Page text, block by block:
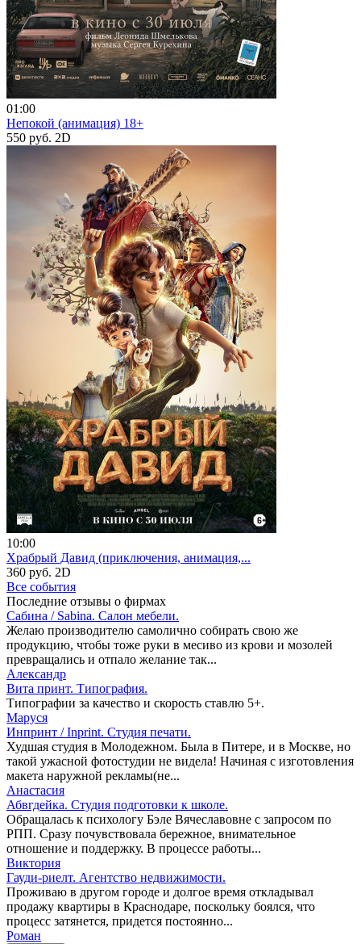
01:00
Непокой (анимация) 18+
550 руб. 2D
10:00
Храбрый Давид (приключения, анимация,...
360 руб. 2D
Все события
Последние отзывы о фирмах
Сабина / Sabina. Салон мебели.
Желаю производителю самолично собирать свою же
продукцию, чтобы тоже руки в месиво из крови и мозолей
превращались и отпало желание так...
Александр
Вита принт. Типография.
Типографии за качество и скорость ставлю 5+.
Маруся
Инпринт / Inprint. Студия печати.
Худшая студия в Молодежном. Была в Питере, и в Москве, но
такой ужасной фотостудии не видела! Начиная с изготовления
макета наружной рекламы(не...
Анастасия
Абвгдейка. ​Студия подготовки к школе.
Обращалась к психологу Бэле Вячеславовне с запросом по
РПП. Сразу почувствовала бережное, внимательное
отношение и поддержку. В процессе работы...
Виктория
Гауди-риелт. Агентство недвижимости.
Проживаю в другом городе и долгое время откладывал
продажу квартиры в Краснодаре, поскольку боялся, что
процесс затянется, придется постоянно...
Роман